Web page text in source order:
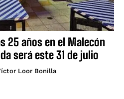
25 años en el Malecón
será este 31 de julio
Loor Bonilla